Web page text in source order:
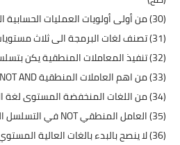
(30) من أولى أولويات العمليات الحسابية الضرب والقسمة (خطا)
(31) تصنف لغات البرمجة الى ثلاث مستويات ( خطا )
(32) تنفيذ المعاملات المنطقية يكن بتسلسل معين (صح)
(33) من اهم العاملات المنطقية NOT AND فقط (خطا)
(34) من اللغات المنخفضة المستوى لغة التجميع (صح)
(35) العامل المنطقي NOT في التسلسل التنفيذ يأتي أولا (صح)
(36) لا ينصح بالبدء بالغات العالية المستوي في تعلم البرمجة (خطا )